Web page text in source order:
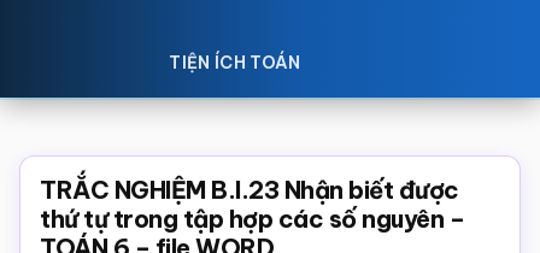
toán
giáo
Toán,
trắc
TIỆN ÍCH TOÁN
TRẮC NGHIỆM B.I.23 Nhận biết được
thứ tự trong tập hợp các số nguyên –